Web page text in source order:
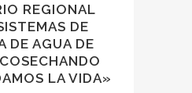
REGIONAL
DE
DE AGUA DE
LA VIDA»